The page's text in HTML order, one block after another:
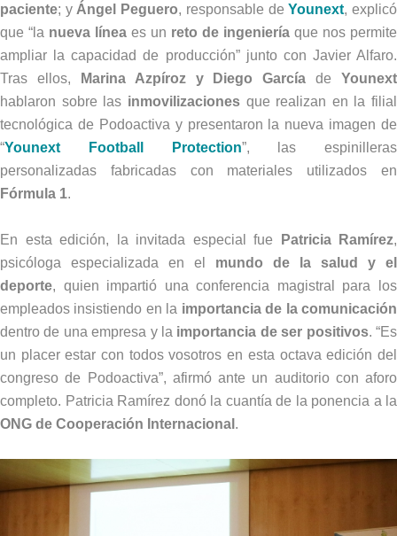
paciente; y Ángel Peguero, responsable deYounext, explicó
que “la nueva línea es un reto de ingeniería que nos permite
ampliar la capacidad de producción” junto con Javier Alfaro.
Tras ellos,
Marina Azpíroz y Diego García de Younext
hablaron sobre las inmovilizacionesque realizan en la filial
tecnológica de Podoactiva y presentaron la nueva imagen de
“Younext Football Protection”, las espinilleras
personalizadas fabricadas con materiales utilizados en
Fórmula 1.
En esta edición, la invitada especial fue Patricia Ramírez,
psicóloga especializada en el mundo de la salud y el
deporte, quien impartió una conferencia magistral para los
empleados insistiendo en la importancia de la comunicación
dentro de una empresa y la importancia de ser positivos. “Es
un placer estar con todos vosotros en esta octava edición del
congreso de Podoactiva”, afirmó ante un auditorio con aforo
completo. Patricia Ramírez donó la cuantía de la ponencia a la
ONG de Cooperación Internacional .